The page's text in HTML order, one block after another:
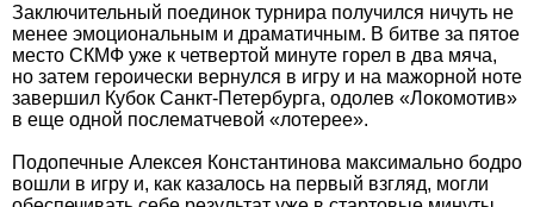
Заключительный поединок турнира получился ничуть не
менее эмоциональным и драматичным. В битве за пятое
место СКМФ уже к четвертой минуте горел в два мяча,
но затем героически вернулся в игру и на мажорной ноте
завершил Кубок Санкт-Петербурга, одолев «Локомотив»
в еще одной послематчевой «лотерее».
Подопечные Алексея Константинова максимально бодро
вошли в игру и, как казалось на первый взгляд, могли